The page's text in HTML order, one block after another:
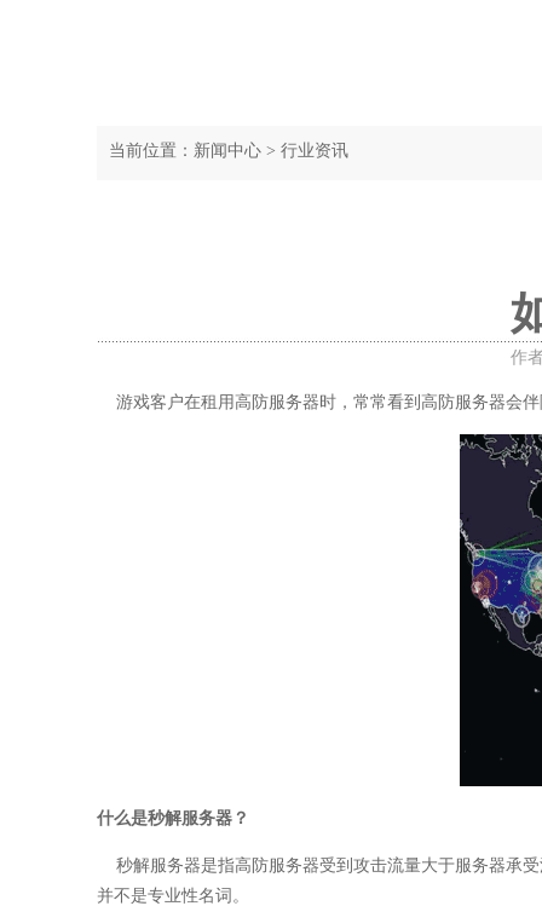
当前位置： 新闻中心 > 行业资讯
作
游戏客户在租用高防服务器时，常常看到高防服务器会
什么是秒解服务器？
秒解服务器是指高防服务器受到攻击流量大于服务器承
并不是专业性名词。